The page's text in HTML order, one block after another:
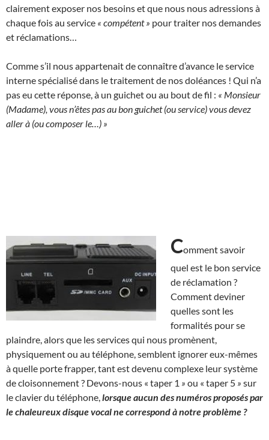
clairement exposer nos besoins et que nous nous adressions à
chaque fois au service « compétent » pour traiter nos demandes
et réclamations…
Comme s’il nous appartenait de connaître d’avance le service
interne spécialisé dans le traitement de nos doléances ! Qui n’a
pas eu cette réponse, à un guichet ou au bout de fil : « Monsieur
(Madame), vous n’êtes pas au bon guichet (ou service) vous devez
aller à (ou composer le…) »
Comment savoir
quel est le bon service
de réclamation ?
Comment deviner
quelles sont les
formalités pour se
plaindre, alors que les services qui nous promènent,
physiquement ou au téléphone, semblent ignorer eux-mêmes
à quelle porte frapper, tant est devenu complexe leur système
de cloisonnement ? Devons-nous « taper 1 » ou « taper 5 » sur
le clavier du téléphone, lorsque aucun des numéros proposés par
le chaleureux disque vocal ne correspond à notre problème ?